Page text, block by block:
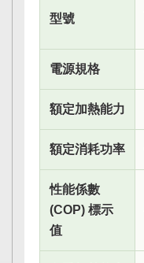
型號
電源規格
額定加熱能力
額定消耗功率
性能係數
(COP) 標示
值